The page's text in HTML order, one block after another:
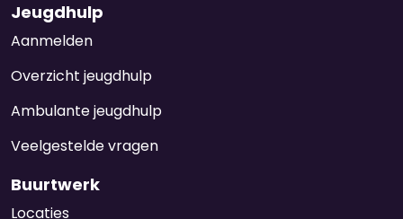
Jeugdhulp
Aanmelden
Overzicht jeugdhulp
Ambulante jeugdhulp
Veelgestelde vragen
Buurtwerk
Locaties